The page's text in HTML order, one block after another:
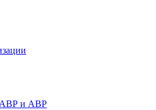
БАВР и АВР